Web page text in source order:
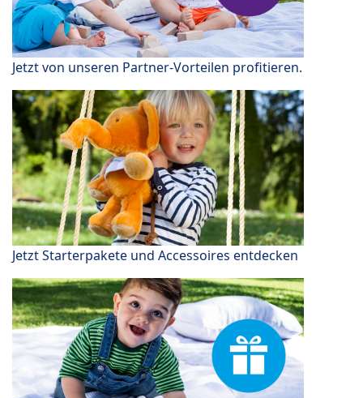
Jetzt von unseren Partner-Vorteilen profitieren.
Jetzt Starterpakete und Accessoires entdecken